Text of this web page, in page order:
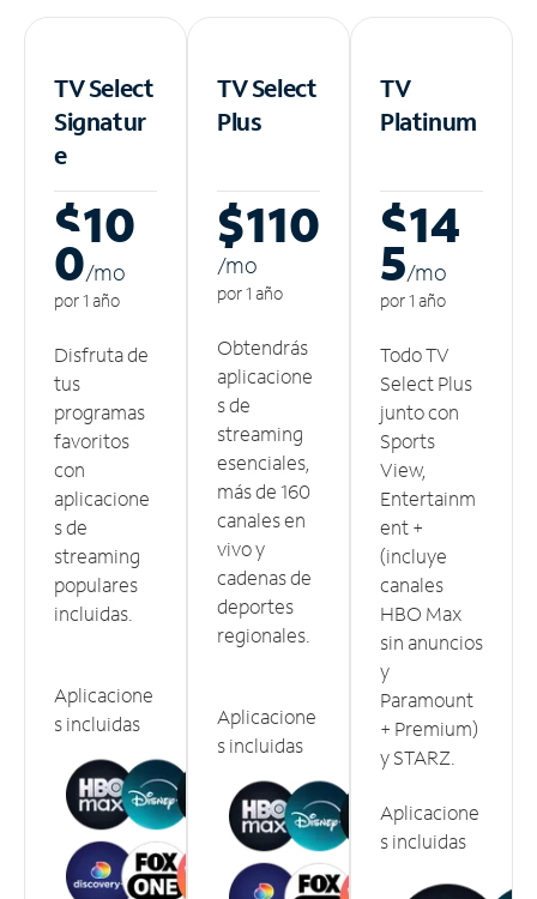
TV Select
Signatur
e
$10
0/mo
por 1 año
Disfruta de
tus
programas
favoritos
con
aplicacione
s de
streaming
populares
incluidas.
Aplicacione
s incluidas
TV Select
Plus
$110
/mo
por 1 año
Obtendrás
aplicacione
s de
streaming
esenciales,
más de 160
canales en
vivo y
cadenas de
deportes
regionales.
Aplicacione
s incluidas
TV
Platinum
$14
5/mo
por 1 año
Todo TV
Select Plus
junto con
Sports
View,
Entertainm
ent +
(incluye
canales
HBO Max
sin anuncios
y
Paramount
+ Premium)
y STARZ.
Aplicacione
s incluidas